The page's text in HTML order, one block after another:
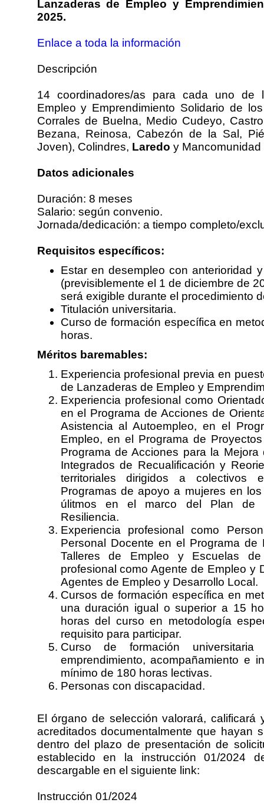
Lanzaderas de Empleo y
2025.
Enlace a toda la información
Descripción
14 coordinadores/as para cada uno de
Empleo y Emprendimiento Solidario de
Corrales de Buelna, Medio Cudeyo,
Bezana, Reinosa, Cabezón de la Sal,
Joven), Colindres, Laredo y
Datos adicionales
Duración: 8 meses
Salario: según convenio.
Jornada/dedicación: a tiempo completo/
Requisitos específicos:
Estar en desempleo con anterioridad
(previsiblemente el 1 de diciembre de
será exigible durante el procedimiento
Titulación universitaria.
Curso de formación específica en
horas.
Méritos baremables:
Experiencia profesional previa en
de Lanzaderas de Empleo y
Experiencia profesional como
en el Programa de Acciones de
Asistencia al Autoempleo, en el
Empleo, en el Programa de
Programa de Acciones para la
Integrados de Recualificación y
territoriales dirigidos a colectivos
Programas de apoyo a mujeres en
úlitmos en el marco del Plan de
Resiliencia.
Experiencia profesional como
Personal Docente en el Programa de
Talleres de Empleo y Escuelas
profesional como Agente de Empleo y
Agentes de Empleo y Desarrollo Local.
Cursos de formación específica en
una duración igual o superior a 15
horas del curso en metodología
requisito para participar.
Curso de formación
emprendimiento, acompañamiento e
mínimo de 180 horas lectivas.
Personas con discapacidad.
El órgano de selección valorará, calificará
acreditados documentalmente que hayan
dentro del plazo de presentación de
establecido en la instrucción 01/2024
descargable en el siguiente link:
Instrucción 01/2024